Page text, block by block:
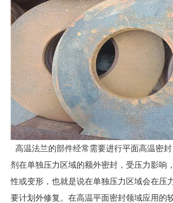
高温法兰的部件经常需要进行平面高温密
剂在单独压力区域的额外密封，受压力影响
性或变形，也就是说在单独压力区域会在压
要计划外修复。在高温平面密封领域应用的